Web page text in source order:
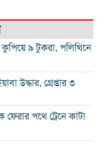
কুপিয়ে ৯ টুকরা, পলিথিনে
উদ্ধার, গ্রেপ্তার ৩
ফেরার পথে ট্রেনে কাটা